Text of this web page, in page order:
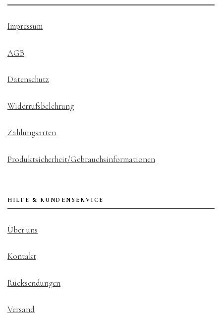
Impressum
AGB
Datenschutz
Widerrufsbelehrung
Zahlungsarten
Produktsicherheit/Gebrauchsinformationen
HILFE & KUNDENSERVICE
Über uns
Kontakt
Rücksendungen
Versand